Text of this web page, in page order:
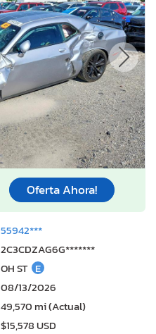
Oferta Ahora!
55942***
2C3CDZAG6G*******
OH ST E
08/13/2026
49,570 mi (Actual)
$15,578 USD